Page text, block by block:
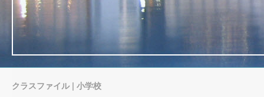
クラスファイル | 小学校